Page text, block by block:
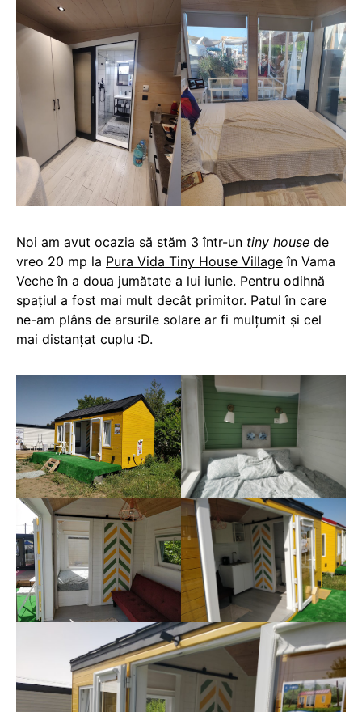
Noi am avut ocazia să stăm 3 într-un tiny house de
vreo 20 mp la Pura Vida Tiny House Village în Vama
Veche în a doua jumătate a lui iunie. Pentru odihnă
spațiul a fost mai mult decât primitor. Patul în care
ne-am plâns de arsurile solare ar fi mulțumit și cel
mai distanțat cuplu :D.